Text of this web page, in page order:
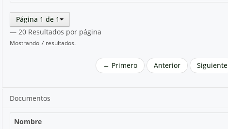
Página 1 de 1
— 20 Resultados por página
Mostrando 7 resultados.
← Primero Anterior Siguiente
Documentos
Nombre